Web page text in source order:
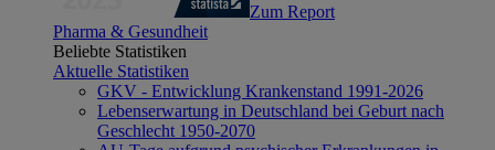
Zum Report
Pharma & Gesundheit
Beliebte Statistiken
Aktuelle Statistiken
GKV - Entwicklung Krankenstand 1991-2026
Lebenserwartung in Deutschland bei Geburt nach
Geschlecht 1950-2070